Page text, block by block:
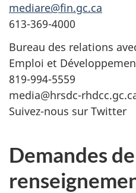
mediare@fin.gc.ca
613-369-4000
Bureau des relations
Emploi et
819-994-5559
media@hrsdc-
Suivez-nous sur Twitter
Demandes de